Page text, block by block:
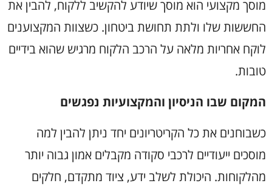
מוסך מקצועי הוא מוסך שיודע להקשיב ללקוח, להבין את
החששות שלו ולתת תחושת ביטחון. כשצוות המקצוענים
לוקח אחריות מלאה על הרכב הלקוח מרגיש שהוא בידיים
טובות.
המקום שבו הניסיון והמקצועיות נפגשים
כשבוחנים את כל הקריטריונים יחד ניתן להבין למה
מוסכים ייעודיים לרכבי סקודה מקבלים אמון גבוה יותר
מהלקוחות. היכולת לשלב ידע, ציוד מתקדם, חלקים